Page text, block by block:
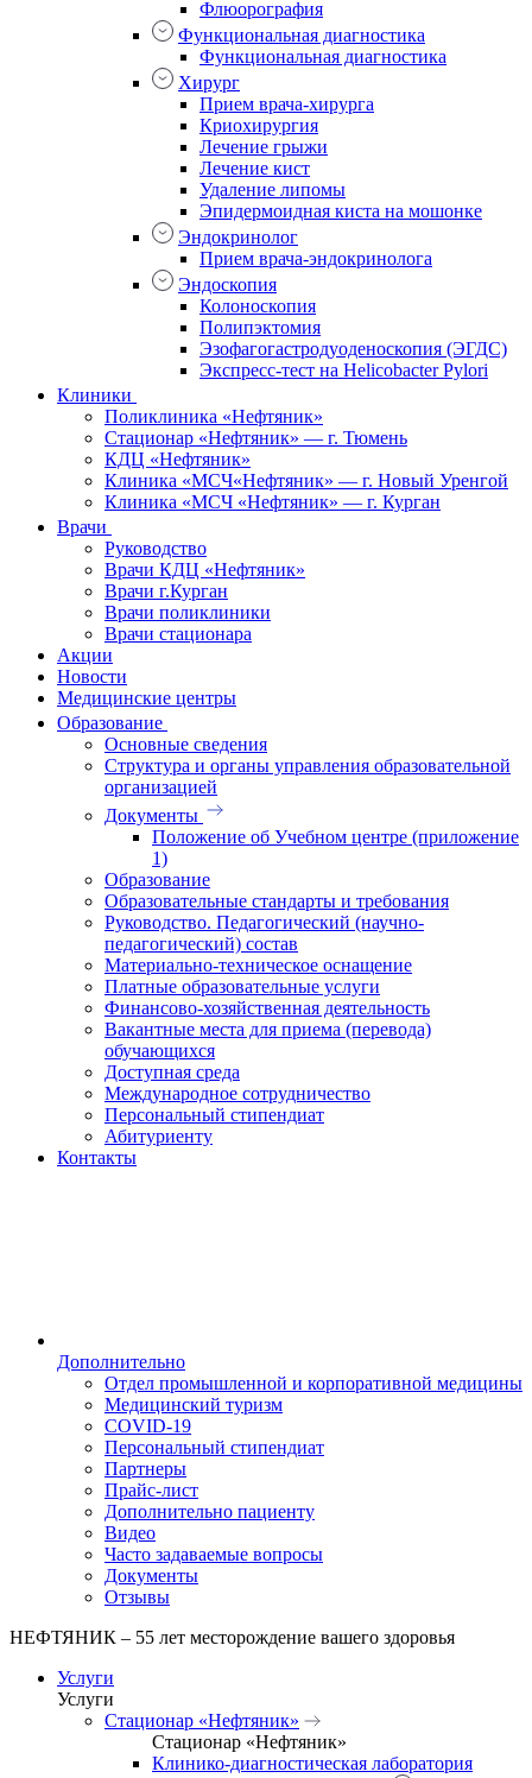
Флюорография
Функциональная диагностика
Функциональная диагностика
Хирург
Прием врача-хирурга
Криохирургия
Лечение грыжи
Лечение кист
Удаление липомы
Эпидермоидная киста на мошонке
Эндокринолог
Прием врача-эндокринолога
Эндоскопия
Колоноскопия
Полипэктомия
Эзофагогастродуоденоскопия (ЭГДС)
Экспресс-тест на Helicobacter Pylori
Клиники
Поликлиника «Нефтяник»
Стационар «Нефтяник» — г. Тюмень
КДЦ «Нефтяник»
Клиника «МСЧ«Нефтяник» — г. Новый Уренгой
Клиника «МСЧ «Нефтяник» — г. Курган
Врачи
Руководство
Врачи КДЦ «Нефтяник»
Врачи г.Курган
Врачи поликлиники
Врачи стационара
Акции
Новости
Медицинские центры
Образование
Основные сведения
Структура и органы управления образовательной
организацией
Документы
Положение об Учебном центре (приложение
1)
Образование
Образовательные стандарты и требования
Руководство. Педагогический (научно-
педагогический) состав
Материально-техническое оснащение
Платные образовательные услуги
Финансово-хозяйственная деятельность
Вакантные места для приема (перевода)
обучающихся
Доступная среда
Международное сотрудничество
Персональный стипендиат
Абитуриенту
Контакты
Дополнительно
Отдел промышленной и корпоративной медицины
Медицинский туризм
COVID-19
Персональный стипендиат
Партнеры
Прайс-лист
Дополнительно пациенту
Видео
Часто задаваемые вопросы
Документы
Отзывы
НЕФТЯНИК – 55 лет месторождение вашего здоровья
Услуги
Услуги
Стационар «Нефтяник»
Стационар «Нефтяник»
Клинико-диагностическая лаборатория